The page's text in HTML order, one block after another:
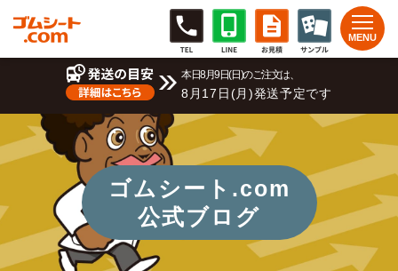
本日8月9日(日)のご注文は、
8月17日(月)発送予定です
ゴムシート.com
公式ブログ